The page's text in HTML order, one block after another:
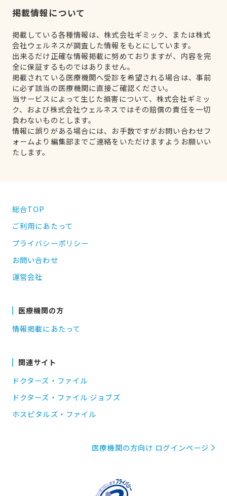
掲載情報について
掲載している各種情報は、株式会社ギミック、または株式
会社ウェルネスが調査した情報をもとにしています。
出来るだけ正確な情報掲載に努めておりますが、内容を完
全に保証するものではありません。
掲載されている医療機関へ受診を希望される場合は、事前
に必ず該当の医療機関に直接ご確認ください。
当サービスによって生じた損害について、株式会社ギミッ
ク、および株式会社ウェルネスではその賠償の責任を一切
負わないものとします。
情報に誤りがある場合には、お手数ですがお問い合わせフ
ォームより編集部までご連絡をいただけますようお願いい
たします。
総合TOP
ご利用にあたって
プライバシーポリシー
お問い合わせ
運営会社
医療機関の方
情報掲載にあたって
関連サイト
ドクターズ・ファイル
ドクターズ・ファイル ジョブズ
ホスピタルズ・ファイル
医療機関の方向け ログインページ